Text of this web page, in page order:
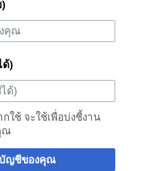
ด้)
ใช้ จะใช้เพื่อบ่งชี้งาน
ณ
บัญชีของคุณ